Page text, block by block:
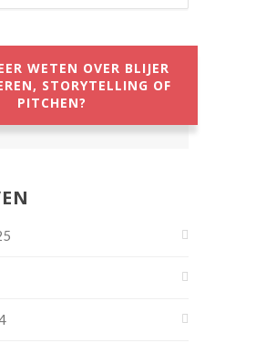
WETEN OVER BLIJER
STORYTELLING OF
PITCHEN?